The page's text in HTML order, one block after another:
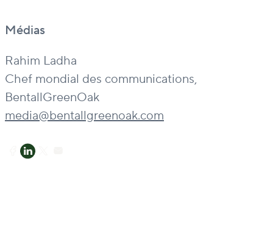
Médias
Rahim Ladha
Chef mondial des communications,
BentallGreenOak
media@bentallgreenoak.com